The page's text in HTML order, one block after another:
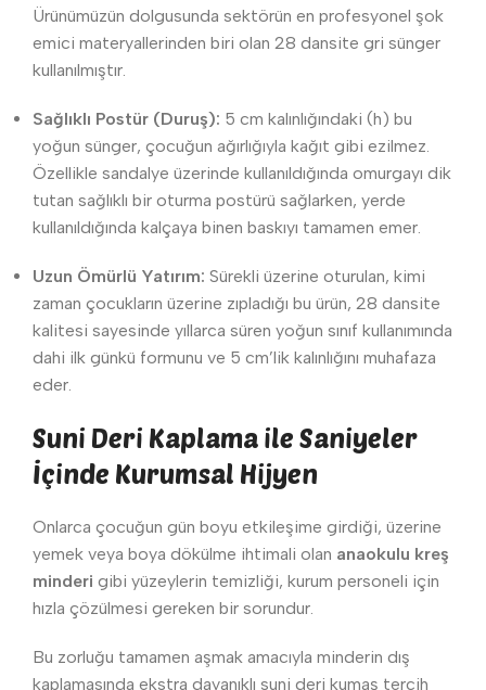
Ürünümüzün dolgusunda sektörün en profesyonel şok
emici materyallerinden biri olan 28 dansite gri sünger
kullanılmıştır.
Sağlıklı Postür (Duruş): 5 cm kalınlığındaki (h) bu
yoğun sünger, çocuğun ağırlığıyla kağıt gibi ezilmez.
Özellikle sandalye üzerinde kullanıldığında omurgayı dik
tutan sağlıklı bir oturma postürü sağlarken, yerde
kullanıldığında kalçaya binen baskıyı tamamen emer.
Uzun Ömürlü Yatırım: Sürekli üzerine oturulan, kimi
zaman çocukların üzerine zıpladığı bu ürün, 28 dansite
kalitesi sayesinde yıllarca süren yoğun sınıf kullanımında
dahi ilk günkü formunu ve 5 cm’lik kalınlığını muhafaza
eder.
Suni Deri Kaplama ile Saniyeler
İçinde Kurumsal Hijyen
Onlarca çocuğun gün boyu etkileşime girdiği, üzerine
yemek veya boya dökülme ihtimali olan anaokulu kreş
minderi gibi yüzeylerin temizliği, kurum personeli için
hızla çözülmesi gereken bir sorundur.
Bu zorluğu tamamen aşmak amacıyla minderin dış
kaplamasında ekstra dayanıklı suni deri kumaş tercih